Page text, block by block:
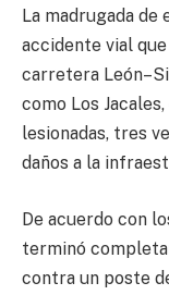
La madrugada
accidente vial
carretera
como Los
lesionadas, tres
daños a la
De acuerdo con
terminó
contra un poste